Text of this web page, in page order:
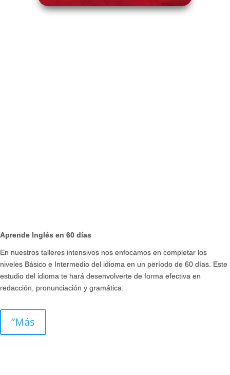
Aprende Inglés en 60 días
En nuestros talleres intensivos nos enfocamos en completar los
niveles Básico e Intermedio del idioma en un período de 60 días. Este
estudio del idioma te hará desenvolverte de forma efectiva en
redacción, pronunciación y gramática.
”Más